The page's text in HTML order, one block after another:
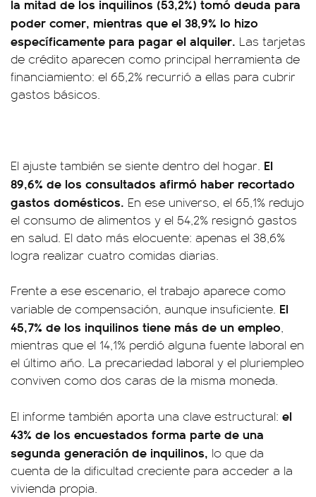
la mitad de los inquilinos (53,2%) tomó deuda para
poder comer, mientras que el 38,9% lo hizo
específicamente para pagar el alquiler. Las tarjetas
de crédito aparecen como principal herramienta de
financiamiento: el 65,2% recurrió a ellas para cubrir
gastos básicos.
El ajuste también se siente dentro del hogar. El
89,6% de los consultados afirmó haber recortado
gastos domésticos. En ese universo, el 65,1% redujo
el consumo de alimentos y el 54,2% resignó gastos
en salud. El dato más elocuente: apenas el 38,6%
logra realizar cuatro comidas diarias.
Frente a ese escenario, el trabajo aparece como
variable de compensación, aunque insuficiente. El
45,7% de los inquilinos tiene más de un empleo,
mientras que el 14,1% perdió alguna fuente laboral en
el último año. La precariedad laboral y el pluriempleo
conviven como dos caras de la misma moneda.
El informe también aporta una clave estructural: el
43% de los encuestados forma parte de una
segunda generación de inquilinos, lo que da
cuenta de la dificultad creciente para acceder a la
vivienda propia.